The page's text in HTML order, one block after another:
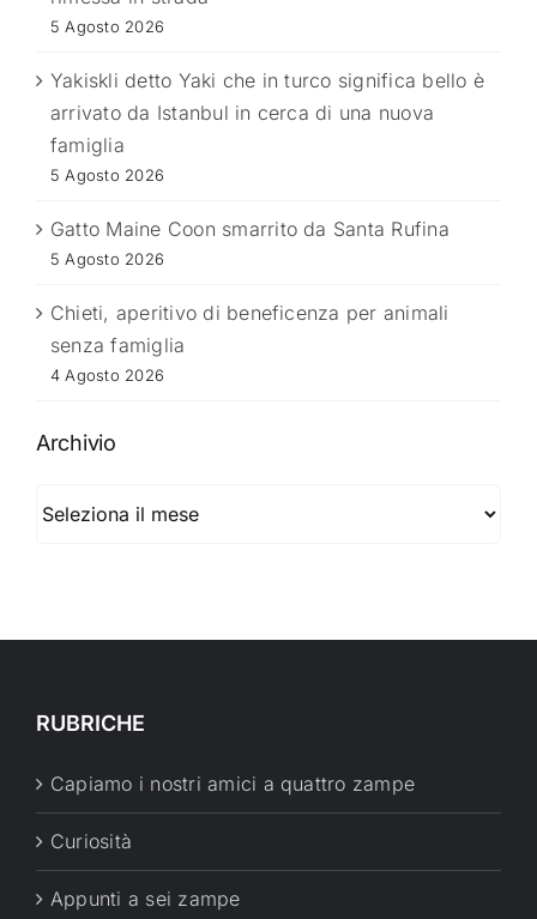
5 Agosto 2026
Yakiskli detto Yaki che in turco significa bello è
arrivato da Istanbul in cerca di una nuova
famiglia
5 Agosto 2026
Gatto Maine Coon smarrito da Santa Rufina
5 Agosto 2026
Chieti, aperitivo di beneficenza per animali
senza famiglia
4 Agosto 2026
Archivio
RUBRICHE
Capiamo i nostri amici a quattro zampe
Curiosità
Appunti a sei zampe